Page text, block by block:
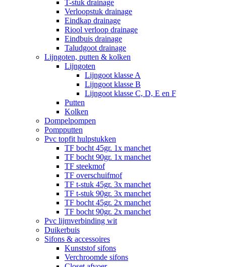
T-stuk drainage
Verloopstuk drainage
Eindkap drainage
Riool verloop drainage
Eindbuis drainage
Taludgoot drainage
Lijngoten, putten & kolken
Lijngoten
Lijngoot klasse A
Lijngoot klasse B
Lijngoot klasse C, D, E en F
Putten
Kolken
Dompelpompen
Pompputten
Pvc topfit hulpstukken
TF bocht 45gr. 1x manchet
TF bocht 90gr. 1x manchet
TF steekmof
TF overschuifmof
TF t-stuk 45gr. 3x manchet
TF t-stuk 90gr. 3x manchet
TF bocht 45gr. 2x manchet
TF bocht 90gr. 2x manchet
Pvc lijmverbinding wit
Duikerbuis
Sifons & accessoires
Kunststof sifons
Verchroomde sifons